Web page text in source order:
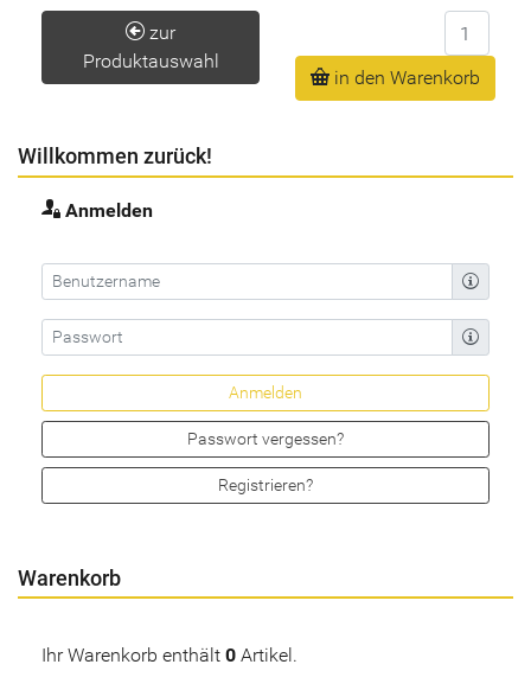
zur
Produktauswahl
Anzahl
in den Warenkorb
Willkommen zurück!
Anmelden
Passwort vergessen?
Registrieren?
Warenkorb
Ihr Warenkorb enthält 0 Artikel.